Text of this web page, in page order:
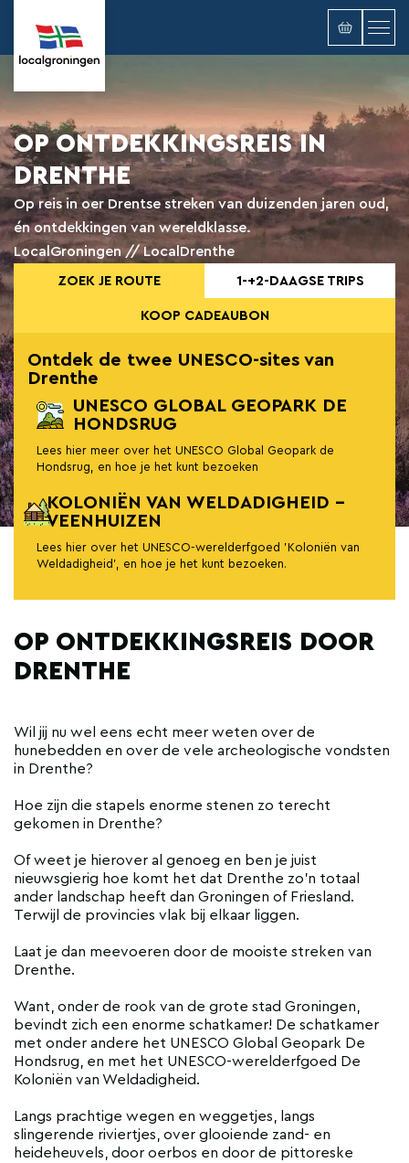
OP ONTDEKKINGSREIS IN
DRENTHE
Op reis in oer Drentse streken van duizenden jaren oud,
én ontdekkingen van wereldklasse.
LocalGroningen // LocalDrenthe
ZOEK JE ROUTE 1-+2-DAAGSE TRIPS
KOOP CADEAUBON
Ontdek de twee UNESCO-sites van
Drenthe
UNESCO GLOBAL GEOPARK DE
HONDSRUG
Lees hier meer over het UNESCO Global Geopark de
Hondsrug, en hoe je het kunt bezoeken
KOLONIËN VAN WELDADIGHEID -
VEENHUIZEN
Lees hier over het UNESCO-werelderfgoed 'Koloniën van
Weldadigheid', en hoe je het kunt bezoeken.
OP ONTDEKKINGSREIS DOOR
DRENTHE
Wil jij nu wel eens echt meer weten over de
hunebedden en over de vele archeologische vondsten
in Drenthe?
Hoe zijn die stapels enorme stenen zo terecht
gekomen in Drenthe?
Of weet je hierover al genoeg en ben je juist
nieuwsgierig hoe komt het dat Drenthe zo'n totaal
ander landschap heeft dan Groningen of Friesland.
Terwijl de provincies vlak bij elkaar liggen.
Laat je dan meevoeren door de mooiste streken van
Drenthe.
Want, onder de rook van de grote stad Groningen,
bevindt zich een enorme schatkamer! De schatkamer
met onder andere het UNESCO Global Geopark De
Hondsrug, en met het UNESCO-werelderfgoed De
Koloniën van Weldadigheid.
Langs prachtige wegen en weggetjes, langs
slingerende riviertjes, over glooiende zand- en
heideheuvels, door oerbos en door de pittoreske